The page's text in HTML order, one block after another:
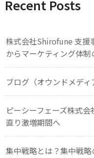
Recent Posts
株式会社Shirofune 支援
からマーケティング体制
ブログ（オウンドメデ
ピーシーフェーズ株式
直り激増期間へ
集中戦略とは？集中戦